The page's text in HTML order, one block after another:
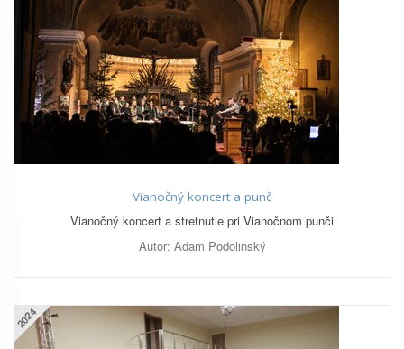
Vianočný koncert a punč
Vianočný koncert a stretnutie pri Vianočnom punči
Autor: Adam Podolinský
2024